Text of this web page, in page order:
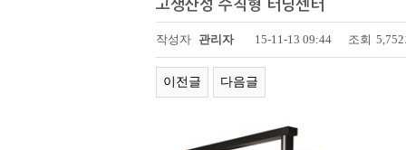
고생산성 수직형 터닝센터
페이지 정보
작성자 관리자 15-11-13 09:44 조회
이전글 다음글